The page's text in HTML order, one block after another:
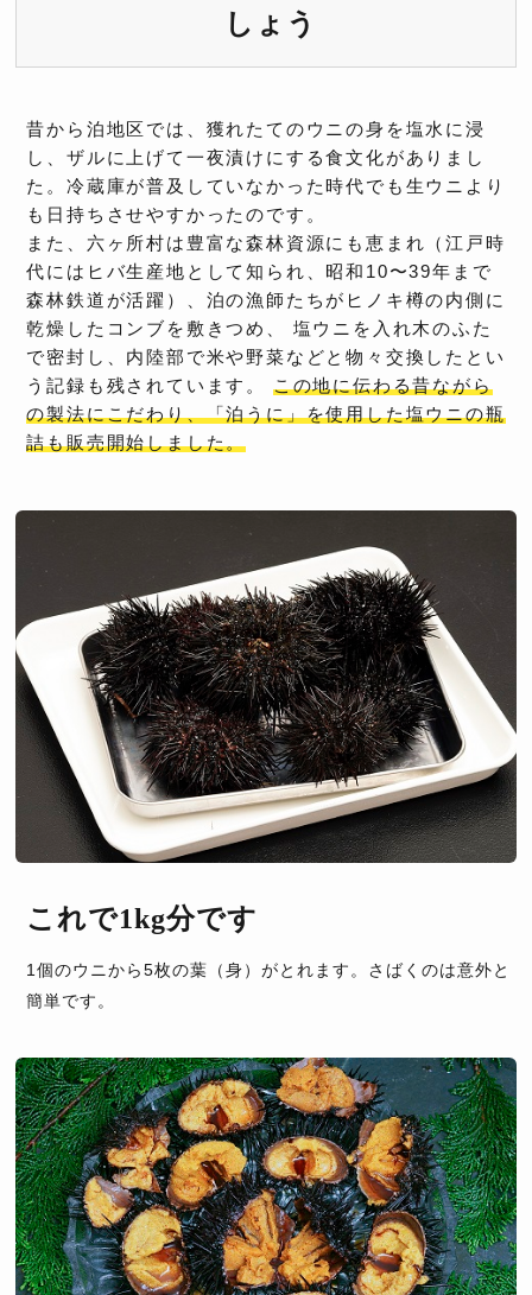
しょう
昔から泊地区では、獲れたてのウニの身を塩水に浸
し、ザルに上げて一夜漬けにする食文化がありまし
た。冷蔵庫が普及していなかった時代でも生ウニより
も日持ちさせやすかったのです。
また、六ヶ所村は豊富な森林資源にも恵まれ（江戸時
代にはヒバ生産地として知られ、昭和10〜39年まで
森林鉄道が活躍）、泊の漁師たちがヒノキ樽の内側に
乾燥したコンブを敷きつめ、 塩ウニを入れ木のふた
で密封し、内陸部で米や野菜などと物々交換したとい
う記録も残されています。 この地に伝わる昔ながら
の製法にこだわり、「泊うに」を使用した塩ウニの瓶
詰も販売開始しました。
これで1kg分です
1個のウニから5枚の葉（身）がとれます。さばくのは意外と
簡単です。